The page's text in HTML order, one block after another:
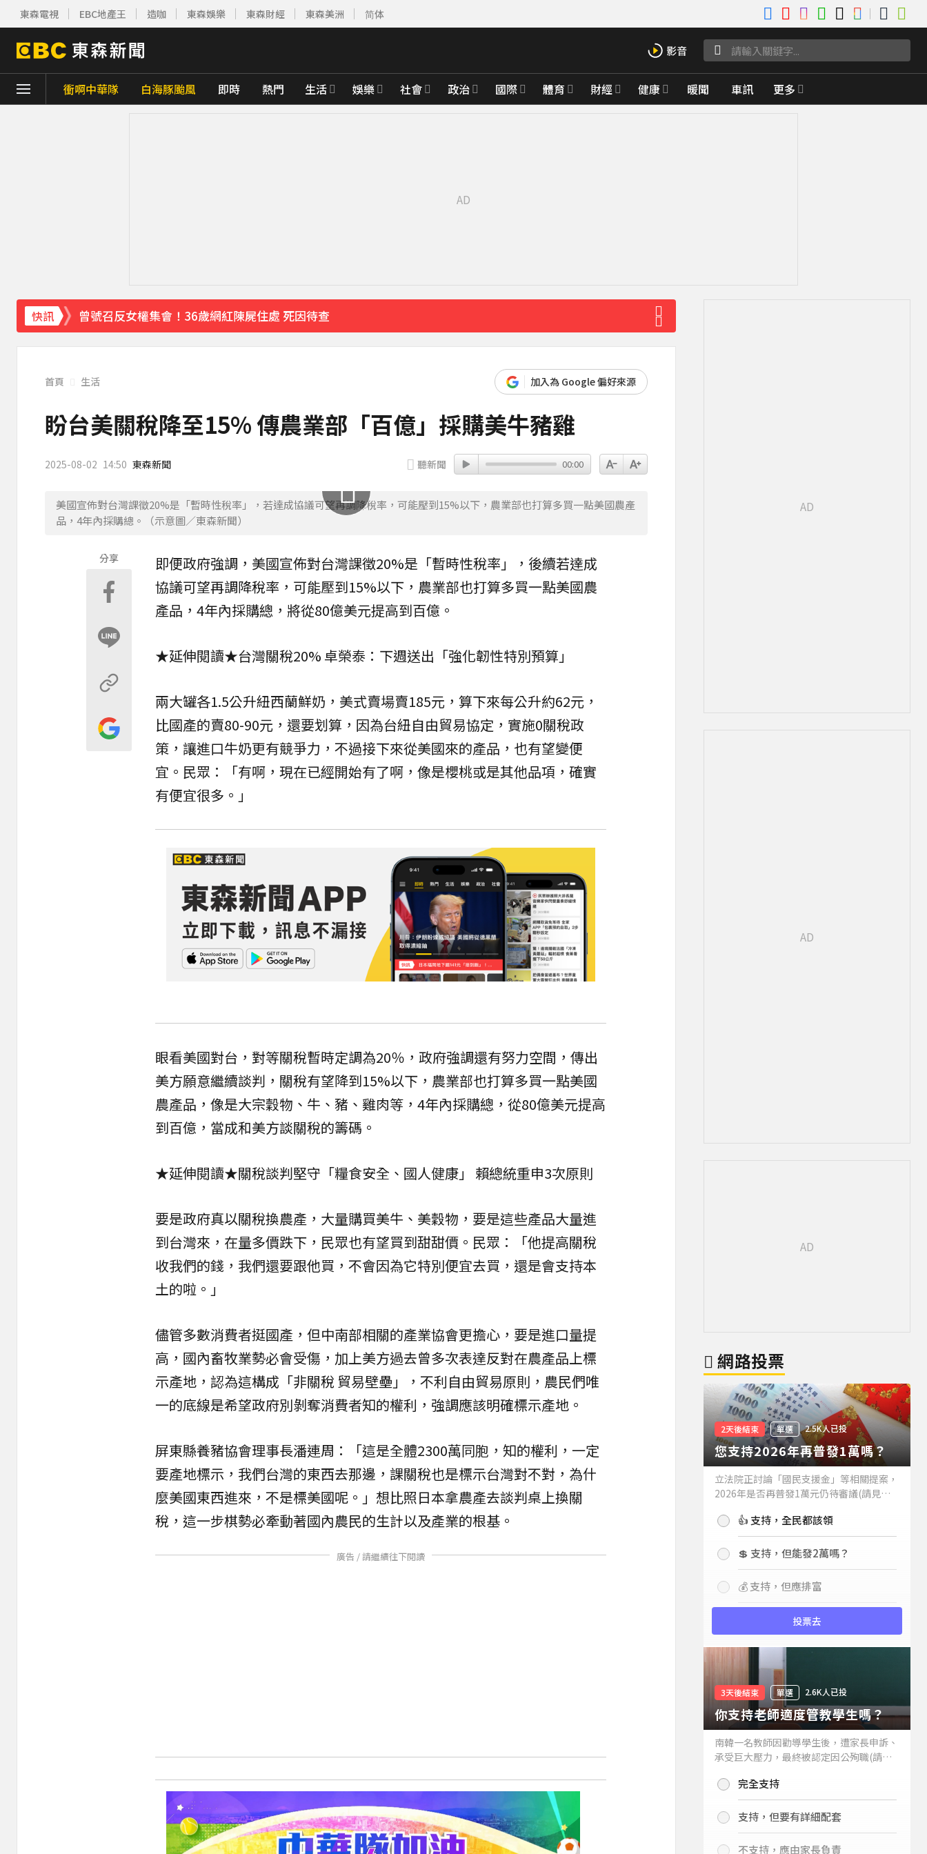
東森電視 EBC地產王 造咖 東森娛樂 東森財經 東森美洲 简体
衝啊中華隊 白海豚颱風 即時 熱門 生活 娛樂 社會 政治 國際 體育 財經 健康 暖聞 車訊 更多
快訊
曾號召反女權集會！36歲網紅陳屍住處 死因待查
下載東森App，隨時掌握天下大小事！
創2月以來最大單日漲幅！黃金暴漲4.4%突破4253美元
首頁 生活 加入為 Google 偏好來源
盼台美關稅降至15% 傳農業部「百億」採購美牛豬雞
2025-08-02 14:50 東森新聞 聽新聞 00:00
美國宣佈對台灣課徵20%是「暫時性稅率」，若達成協議可望再調降稅率，可能壓到15%以下，農業部也打算多買一點美國農產
品，4年內採購總。（示意圖／東森新聞）
分享 即便政府強調，美國宣佈對台灣課徵20%是「暫時性稅率 」，後續若達成
協議可望再調降稅率，可能壓到15%以下， 農業部也打算多買一點美國農
產品，4年內採購總，將從80億美元提高到百億。
★延伸閱讀★台灣關稅20% 卓榮泰：下週送出「強化韌性特別預算」
兩大罐各1.5公升紐西蘭鮮奶，美式賣場賣185元，算下來每公升約62元，
比國產的賣80-90元，還要划算，因為台紐自由貿易協定，實施0關稅政
策，讓進口牛奶更有競爭力，不過接下來從美國來的產品，也有望變便
宜。民眾：「有啊，現在已經開始有了啊，像是櫻桃或是其他品項，確實
有便宜很多。」
眼看美國對台，對等關稅暫時定調為20％，政府強調還有努力空間，傳出
美方願意繼續談判，關稅有望降到15%以下，農業部也打算多買一點美國
農產品，像是大宗穀物、牛、豬、雞肉等，4年內採購總，從80億美元提高
到百億，當成和美方談關稅的籌碼。
★延伸閱讀★關稅談判堅守「糧食安全、國人健康」 賴總統重申3次原則
要是政府真以關稅換農產，大量購買美牛 、美穀物，要是這些產品大量進
到台灣來，在量多價跌下，民眾也有望買到甜甜價。民眾：「他提高關稅
收我們的錢，我們還要跟他買，不會因為它特別便宜去買，還是會支持本
土的啦。」
儘管多數消費者挺國產，但中南部相關的產業協會更擔心，要是進口量提
高，國內畜牧業勢必會受傷，加上美方過去曾多次表達反對在農產品上標
示產地，認為這構成「非關稅 貿易壁壘」，不利自由貿易原則，農民們唯
一的底線是希望政府別剝奪消費者知的權利，強調應該明確標示產地。
屏東縣養豬協會理事長潘連周：「這是全體2300萬同胞，知的權利，一定
要產地標示，我們台灣的東西去那邊，課關稅也是標示台灣對不對，為什
麼美國東西進來，不是標美國呢。」想比照日本拿農產去談判桌上換關
稅，這一步棋勢必牽動著國內農民的生計以及產業的根基。
廣告 / 請繼續往下閱讀
網路投票
2天後結束 單選 2.5K人已投
您支持2026年再普發1萬嗎？
立法院正討論「國民支援金」等相關提案，
2026年是否再普發1萬元仍待審議(請見下
持嗎？👍 支持，全民都該領
💲 支持，但能發2萬嗎？
💰 支持，但應排富
投票去
3天後結束 單選 2.6K人已投
你支持老師適度管教學生嗎？
南韓一名教師因勸導學生後，遭家長申訴、
承受巨大壓力，最終被認定因公殉職(請見
你支持老師適度管教學生嗎？
完全支持
支持，但要有詳細配套
不支持，應由家長負責